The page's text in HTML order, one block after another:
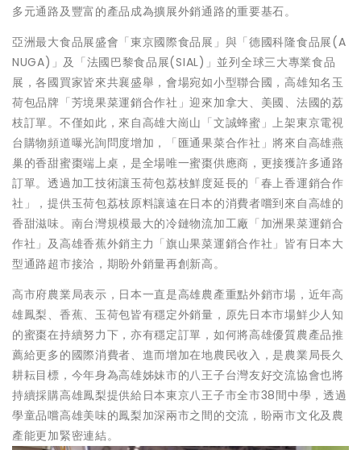
多元通路及豐富的產品成為擴展外銷通路的重要基石。
亞洲最大食品展盛會「東京國際食品展」與「德國科隆食品展(A
NUGA)」及「法國巴黎食品展(SIAL)」並列全球三大專業食品
展，各國買家皆來共襄盛舉，會場宛如小型聯合國，高雄知名玉
荷包品牌「芳境果菜運銷合作社」迎來加拿大、美國、法國的荔
枝訂單。不僅如此，來自高雄大崗山「文誠蜂蜜」上架東京電視
台購物頻道曝光詢問度增加，「匯通果菜合作社」將來自高雄燕
巢的香甜蜜棗端上桌，是全場唯一蜜棗供應商，更接獲許多通路
訂單。透過加工技術讓玉荷包荔枝鮮度延長的「春上香運銷合作
社」，提供玉荷包荔枝原料讓遠在日本的消費者嚐到來自高雄的
香甜滋味。南台灣規模最大的冷鏈物流加工廠「加洲果菜運銷合
作社」及高雄香蕉外銷主力「旗山果菜運銷合作社」皆有日本大
型通路超市接洽，期盼外銷量再創新高。
高市府農業局表示，日本一直是高雄農產重點外銷市場，近年高
雄鳳梨、香蕉、玉荷包皆有穩定外銷量，原先日本市場鮮少人知
的蜜棗在持續努力下，亦有穩定訂單，如何將高雄優質農產品推
薦給更多的國際消費者、進而增加在地農民收入，是農業局長久
耕耘目標，今年身為高雄姊妹市的八王子台灣友好交流協會也將
持續採購高雄鳳梨提供給日本東京八王子市全市38間中學，透過
學童品嚐高雄美味的鳳梨加深兩市之間的交流，盼兩市文化及農
產能更加緊密連結。